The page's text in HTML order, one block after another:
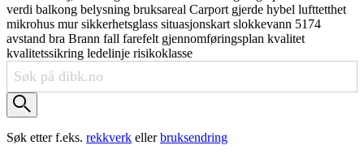
verdi balkong belysning bruksareal Carport gjerde hybel lufttetthet
mikrohus mursikkerhetsglass situasjonskart slokkevann 5174
avstand bra Brann fall farefelt gjennomføringsplan kvalitet
kvalitetssikring ledelinje risikoklasse
Søk etter f.eks. rekkverk ellerbruksendring